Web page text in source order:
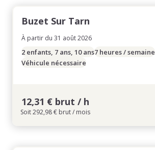
Buzet Sur Tarn
À partir du 31 août 2026
2 enfants, 7 ans, 10 ans7 heures / semaine
Véhicule nécessaire
12,31 € brut / h
Soit 292,98 € brut / mois